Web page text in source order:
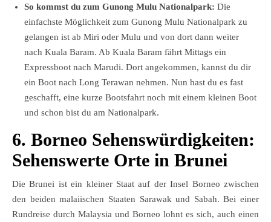
So kommst du zum Gunong Mulu Nationalpark: Die
einfachste Möglichkeit zum Gunong Mulu Nationalpark zu
gelangen ist ab Miri oder Mulu und von dort dann weiter
nach Kuala Baram. Ab Kuala Baram fährt Mittags ein
Expressboot nach Marudi. Dort angekommen, kannst du dir
ein Boot nach Long Terawan nehmen. Nun hast du es fast
geschafft, eine kurze Bootsfahrt noch mit einem kleinen Boot
und schon bist du am Nationalpark.
6. Borneo Sehenswürdigkeiten:
Sehenswerte Orte in Brunei
Die Brunei ist ein kleiner Staat auf der Insel Borneo zwischen
den beiden malaiischen Staaten Sarawak und Sabah. Bei einer
Rundreise durch Malaysia und Borneo lohnt es sich, auch einen